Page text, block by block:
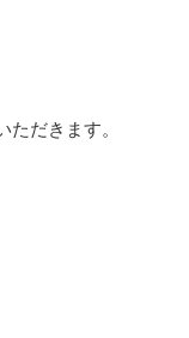
だきます。